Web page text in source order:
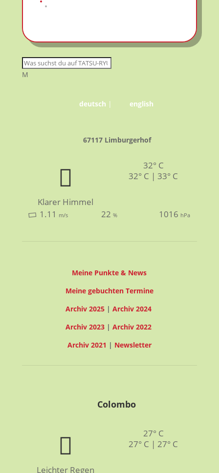
M
deutsch | english
67117 Limburgerhof
Klarer Himmel
32° C
32° C | 33° C
1.11 m/s 22% 1016 hPa
Meine Punkte & News
Meine gebuchten Termine
Archiv 2025| Archiv 2024
Archiv 2023| Archiv 2022
Archiv 2021 | Newsletter
Colombo
Leichter Regen
27° C
27° C | 27° C